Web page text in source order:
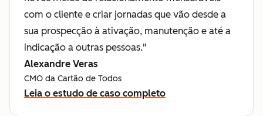
com o cliente e criar jornadas que vão desde a
sua prospecção à ativação, manutenção e até a
indicação a outras pessoas."
Alexandre Veras
CMO da Cartão de Todos
Leia o estudo de caso completo